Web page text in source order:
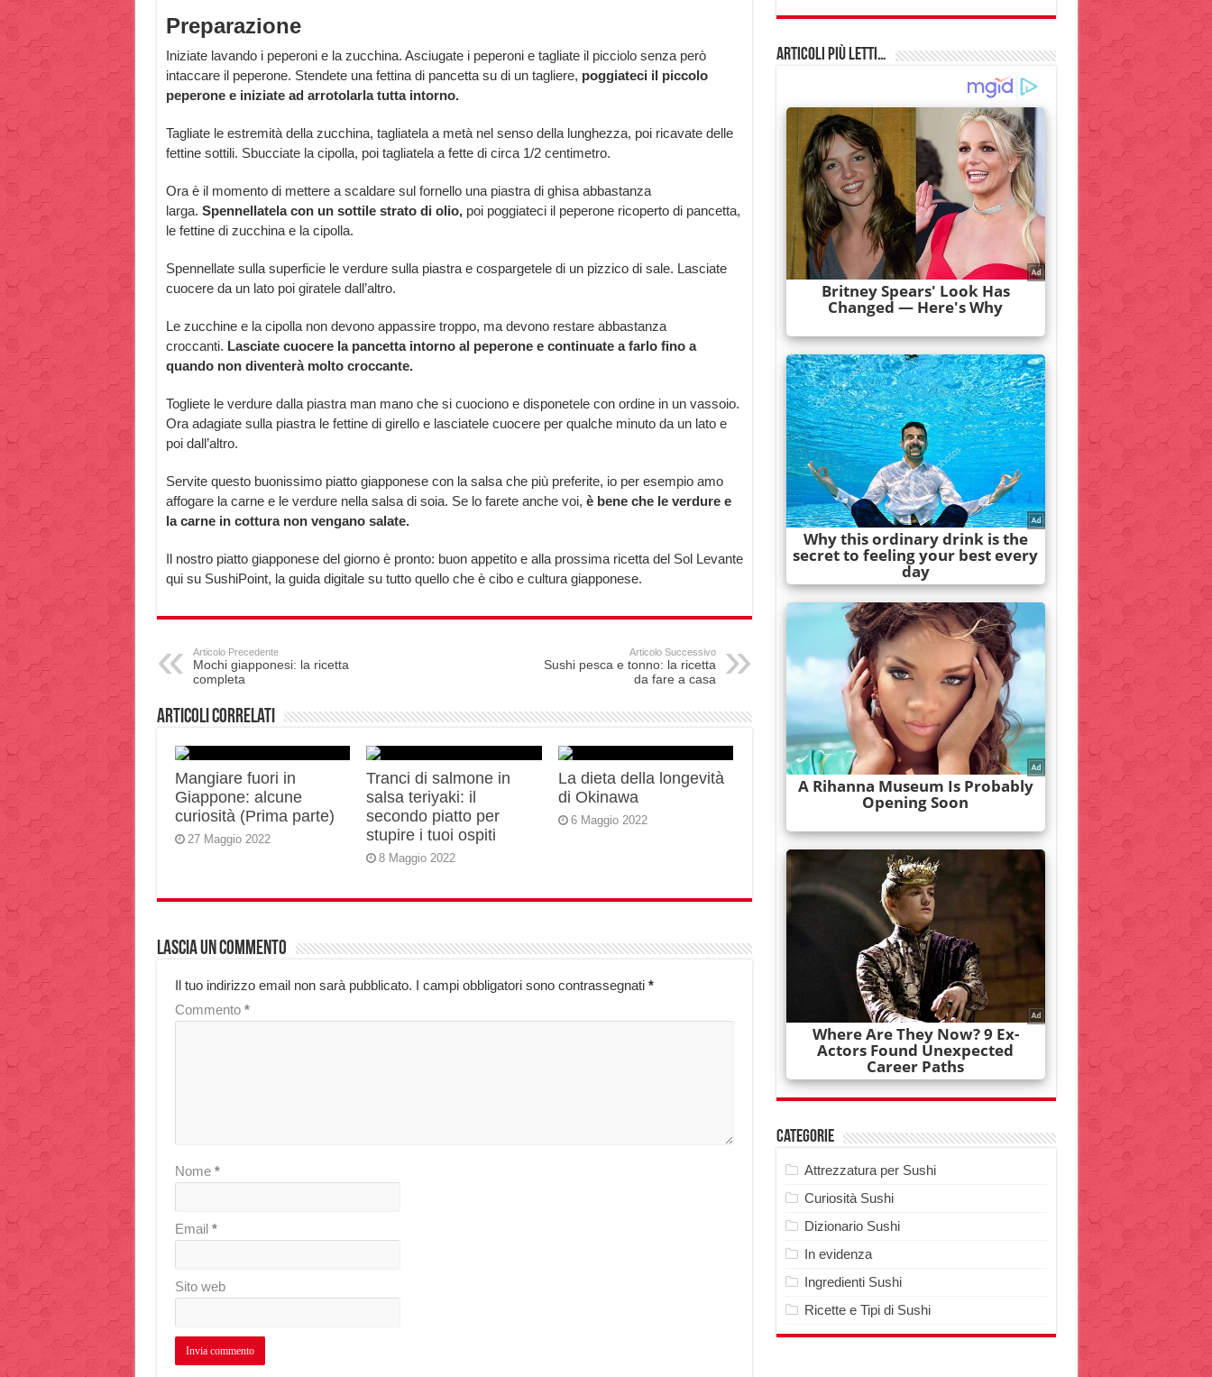
Preparazione
Iniziate lavando i peperoni e la zucchina. Asciugate i peperoni e tagliate il picciolo senza però
intaccare il peperone. Stendete una fettina di pancetta su di un tagliere, poggiateci il piccolo
peperone e iniziate ad arrotolarla tutta intorno.
Tagliate le estremità della zucchina, tagliatela a metà nel senso della lunghezza, poi ricavate delle
fettine sottili. Sbucciate la cipolla, poi tagliatela a fette di circa 1/2 centimetro.
Ora è il momento di mettere a scaldare sul fornello una piastra di ghisa abbastanza
larga. Spennellatela con un sottile strato di olio,poi poggiateci il peperone ricoperto di pancetta,
le fettine di zucchina e la cipolla.
Spennellate sulla superficie le verdure sulla piastra e cospargetele di un pizzico di sale. Lasciate
cuocere da un lato poi giratele dall’altro.
Le zucchine e la cipolla non devono appassire troppo, ma devono restare abbastanza
croccanti. Lasciate cuocere la pancetta intorno al peperone e continuate a farlo fino a
quando non diventerà molto croccante.
Togliete le verdure dalla piastra man mano che si cuociono e disponetele con ordine in un vassoio.
Ora adagiate sulla piastra le fettine di girello e lasciatele cuocere per qualche minuto da un lato e
poi dall’altro.
Servite questo buonissimo piatto giapponese con la salsa che più preferite, io per esempio amo
affogare la carne e le verdure nella salsa di soia. Se lo farete anche voi, è bene che le verdure e
la carne in cottura non vengano salate.
Il nostro piatto giapponese del giorno è pronto: buon appetito e alla prossima ricetta del Sol Levante
qui su SushiPoint, la guida digitale su tutto quello che è cibo e cultura giapponese.
Articolo Precedente
Mochi giapponesi: la ricetta
completa
Articolo Successivo
Sushi pesca e tonno: la ricetta
da fare a casa
Articoli correlati
Mangiare fuori in
Giappone: alcune
curiosità (Prima parte)
27 Maggio 2022
Tranci di salmone in
salsa teriyaki: il
secondo piatto per
stupire i tuoi ospiti
8 Maggio 2022
La dieta della longevità
di Okinawa
6 Maggio 2022
Lascia un commento
Il tuo indirizzo email non sarà pubblicato. I campi obbligatori sono contrassegnati *
Commento *
Nome *
Email *
Sito web
Articoli più Letti…
Categorie
Attrezzatura per Sushi
Curiosità Sushi
Dizionario Sushi
In evidenza
Ingredienti Sushi
Ricette e Tipi di Sushi